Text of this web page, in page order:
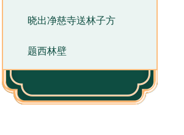
晓出净慈寺送林子方
题西林壁